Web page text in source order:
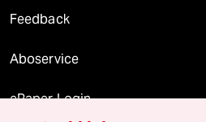
Feedback
Aboservice
ePaper Login